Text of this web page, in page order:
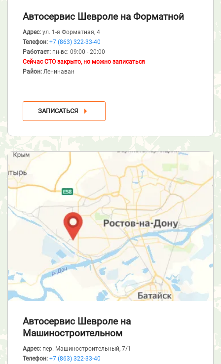
Автосервис Шевроле на Форматной
Адрес: ул. 1-я Форматная, 4
Телефон: +7 (863) 322-33-40
Работает: пн-вс: 09:00 - 20:00
Сейчас СТО закрыто, но можно записаться
Район: Ленинаван
ЗАПИСАТЬСЯ
Автосервис Шевроле на
Машиностроительном
Адрес: пер. Машиностроительный, 7/1
Телефон: +7 (863) 322-33-40